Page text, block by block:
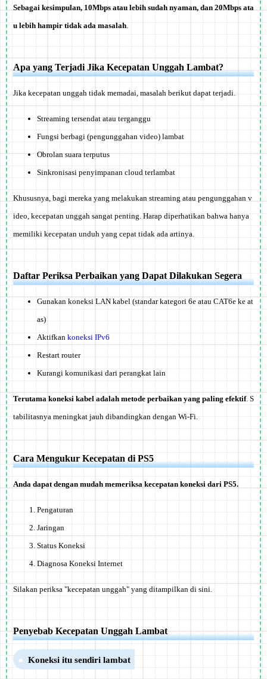
Sebagai kesimpulan, 10Mbps atau lebih sudah nyaman, dan 20Mbps ata
u lebih hampir tidak ada masalah.
Apa yang Terjadi Jika Kecepatan Unggah Lambat?
Jika kecepatan unggah tidak memadai, masalah berikut dapat terjadi.
Streaming tersendat atau terganggu
Fungsi berbagi (pengunggahan video) lambat
Obrolan suara terputus
Sinkronisasi penyimpanan cloud terlambat
Khususnya, bagi mereka yang melakukan streaming atau pengunggahan v
ideo, kecepatan unggah sangat penting. Harap diperhatikan bahwa hanya
memiliki kecepatan unduh yang cepat tidak ada artinya.
Daftar Periksa Perbaikan yang Dapat Dilakukan Segera
Gunakan koneksi LAN kabel (standar kategori 6e atau CAT6e ke at
as)
Aktifkan koneksi IPv6
Restart router
Kurangi komunikasi dari perangkat lain
Terutama koneksi kabel adalah metode perbaikan yang paling efektif. S
tabilitasnya meningkat jauh dibandingkan dengan Wi-Fi.
Cara Mengukur Kecepatan di PS5
Anda dapat dengan mudah memeriksa kecepatan koneksi dari PS5.
Pengaturan
Jaringan
Status Koneksi
Diagnosa Koneksi Internet
Silakan periksa "kecepatan unggah" yang ditampilkan di sini.
Penyebab Kecepatan Unggah Lambat
Koneksi itu sendiri lambat